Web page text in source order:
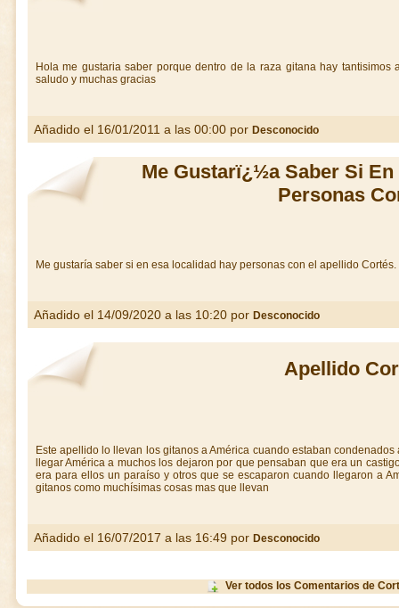
Hola me gustaria saber porque dentro de la raza gitana hay tantisimos
saludo y muchas gracias
Añadido el 16/01/2011 a las 00:00 por Desconocido
Me Gustarï¿½a Saber Si
Personas
Me gustaría saber si en esa localidad hay personas con el apellido Cortés.
Añadido el 14/09/2020 a las 10:20 por Desconocido
Apellido
Este apellido lo llevan los gitanos a América cuando estaban
llegar América a muchos los dejaron por que pensaban que era un
era para ellos un paraíso y otros que se escaparon cuando llegaron a
gitanos como muchísimas cosas mas que llevan
Añadido el 16/07/2017 a las 16:49 por Desconocido
Ver todos los Comentarios de